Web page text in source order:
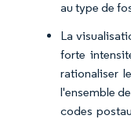
au type de
La
forte
rationaliser
l'ensemble
codes